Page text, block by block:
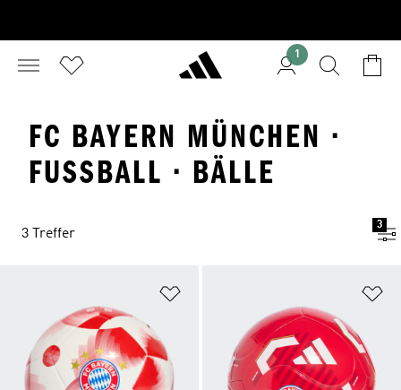
1
FC BAYERN MÜNCHEN ·
FUSSBALL · BÄLLE
3 Treffer
3